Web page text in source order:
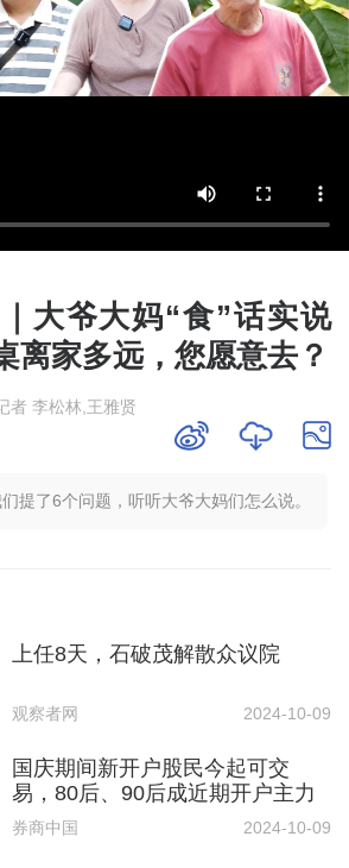
大爷大妈“食”话实说
家多远，您愿意去？
者 李松林,王雅贤
提了6个问题，听听大爷大妈们怎么说。
上任8天，石破茂解散众议院
观察者网 2024-10-09
国庆期间新开户股民今起可交
易，80后、90后成近期开户主力
券商中国 2024-10-09